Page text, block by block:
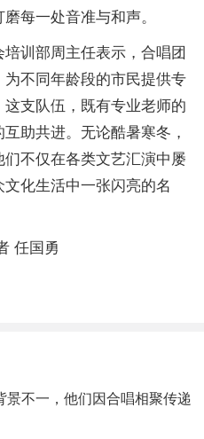
每一处音准与和声。
训部周主任表示，合唱团
不同年龄段的市民提供专
支队伍，既有专业老师的
助共进。无论酷暑寒冬，
不仅在各类文艺汇演中屡
化生活中一张闪亮的名
任国勇
景不一，他们因合唱相聚传递